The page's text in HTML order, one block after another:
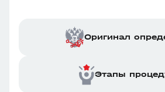
Оригинал
Этапы